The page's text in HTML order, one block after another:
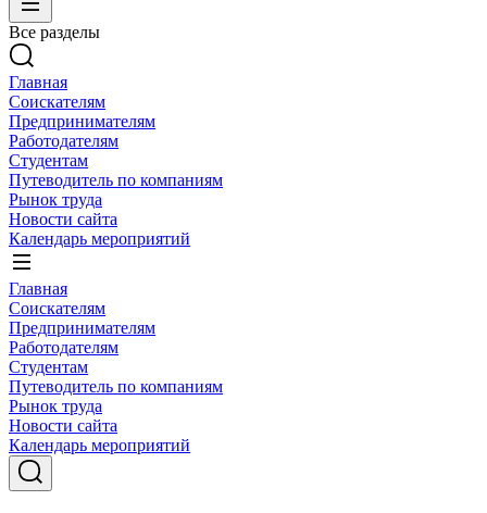
Все разделы
Главная
Соискателям
Предпринимателям
Работодателям
Студентам
Путеводитель по компаниям
Рынок труда
Новости сайта
Календарь мероприятий
Главная
Соискателям
Предпринимателям
Работодателям
Студентам
Путеводитель по компаниям
Рынок труда
Новости сайта
Календарь мероприятий